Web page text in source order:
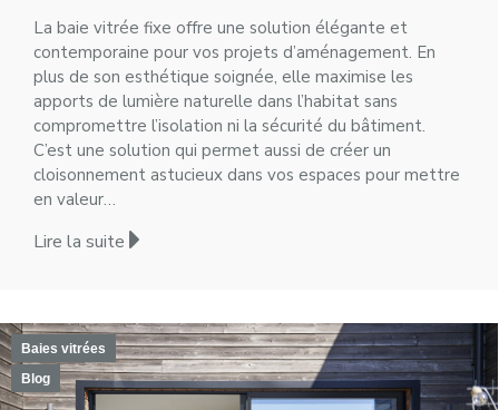
La baie vitrée fixe offre une solution élégante et
contemporaine pour vos projets d’aménagement. En
plus de son esthétique soignée, elle maximise les
apports de lumière naturelle dans l’habitat sans
compromettre l’isolation ni la sécurité du bâtiment.
C’est une solution qui permet aussi de créer un
cloisonnement astucieux dans vos espaces pour mettre
en valeur…
Lire la suite
Baies vitrées
Blog